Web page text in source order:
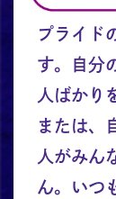
プライド
す。自分
人ばかり
または、
人がみん
ん。いつ